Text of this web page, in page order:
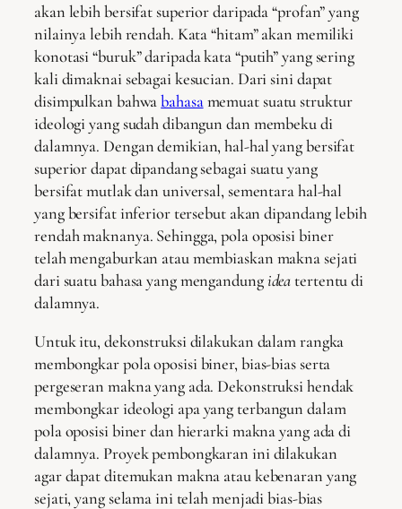
akan lebih bersifat superior daripada “profan” yang
nilainya lebih rendah. Kata “hitam” akan memiliki
konotasi “buruk” daripada kata “putih” yang sering
kali dimaknai sebagai kesucian. Dari sini dapat
disimpulkan bahwabahasamemuat suatu struktur
ideologi yang sudah dibangun dan membeku di
dalamnya. Dengan demikian, hal-hal yang bersifat
superior dapat dipandang sebagai suatu yang
bersifat mutlak dan universal, sementara hal-hal
yang bersifat inferior tersebut akan dipandang lebih
rendah maknanya. Sehingga, pola oposisi biner
telah mengaburkan atau membiaskan makna sejati
dari suatu bahasa yang mengandung ideatertentu di
dalamnya.
Untuk itu, dekonstruksi dilakukan dalam rangka
membongkar pola oposisi biner, bias-bias serta
pergeseran makna yang ada. Dekonstruksi hendak
membongkar ideologi apa yang terbangun dalam
pola oposisi biner dan hierarki makna yang ada di
dalamnya. Proyek pembongkaran ini dilakukan
agar dapat ditemukan makna atau kebenaran yang
sejati, yang selama ini telah menjadi bias-bias